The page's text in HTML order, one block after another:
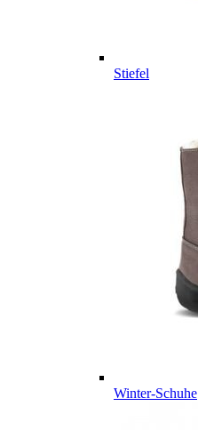
Stiefel
Winter-Schuhe